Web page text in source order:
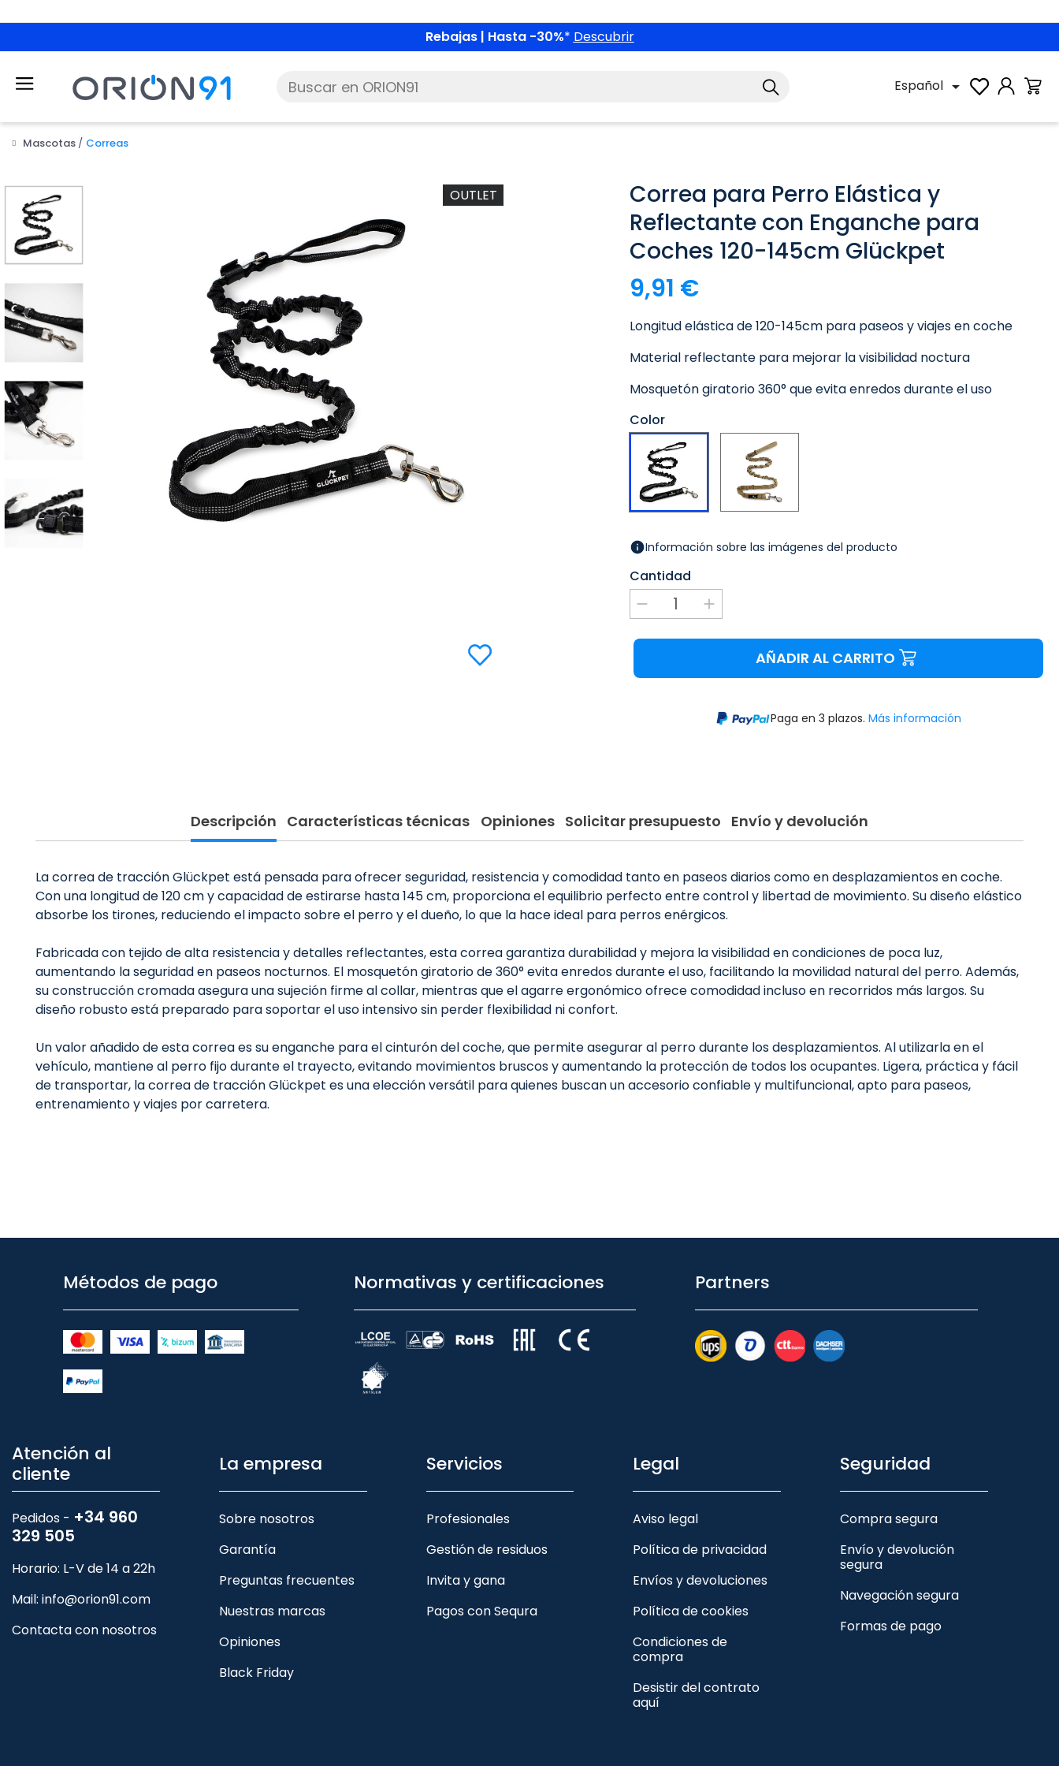
Rebajas | Hasta -30%* Descubrir
Español 
Mascotas Correas
OUTLET
Correa para Perro Elástica y
Reflectante con Enganche para
Coches 120-145cm Glückpet
9,91 €
Longitud elástica de 120-145cm para paseos y viajes en coche
Material reflectante para mejorar la visibilidad noctura
Mosquetón giratorio 360° que evita enredos durante el uso
Color
Negro Verde
Información sobre las imágenes del producto
Cantidad
AÑADIR AL CARRITO
Paga en 3 plazos. Más información
Descripción Características técnicas Opiniones Solicitar presupuesto Envío y devolución
La correa de tracción Glückpet está pensada para ofrecer seguridad, resistencia y comodidad tanto en paseos diarios como en desplazamientos en coche.
Con una longitud de 120 cm y capacidad de estirarse hasta 145 cm, proporciona el equilibrio perfecto entre control y libertad de movimiento. Su diseño elástico
absorbe los tirones, reduciendo el impacto sobre el perro y el dueño, lo que la hace ideal para perros enérgicos.
Fabricada con tejido de alta resistencia y detalles reflectantes, esta correa garantiza durabilidad y mejora la visibilidad en condiciones de poca luz,
aumentando la seguridad en paseos nocturnos. El mosquetón giratorio de 360° evita enredos durante el uso, facilitando la movilidad natural del perro. Además,
su construcción cromada asegura una sujeción firme al collar, mientras que el agarre ergonómico ofrece comodidad incluso en recorridos más largos. Su
diseño robusto está preparado para soportar el uso intensivo sin perder flexibilidad ni confort.
Un valor añadido de esta correa es su enganche para el cinturón del coche, que permite asegurar al perro durante los desplazamientos. Al utilizarla en el
vehículo, mantiene al perro fijo durante el trayecto, evitando movimientos bruscos y aumentando la protección de todos los ocupantes. Ligera, práctica y fácil
de transportar, la correa de tracción Glückpet es una elección versátil para quienes buscan un accesorio confiable y multifuncional, apto para paseos,
entrenamiento y viajes por carretera.
Métodos de pago Normativas y certificaciones Partners
Atención al
cliente
Pedidos - +34 960
329 505
Horario: L-V de 14 a 22h
Mail: info@orion91.com
Contacta con nosotros
La empresa
Sobre nosotros
Garantía
Preguntas frecuentes
Nuestras marcas
Opiniones
Black Friday
Servicios
Profesionales
Gestión de residuos
Invita y gana
Pagos con Sequra
Legal
Aviso legal
Política de privacidad
Envíos y devoluciones
Política de cookies
Condiciones de
compra
Desistir del contrato
aquí
Seguridad
Compra segura
Envío y devolución
segura
Navegación segura
Formas de pago